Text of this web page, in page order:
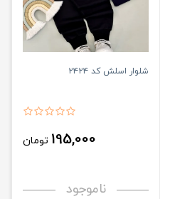
شلوار اسلش کد ۲۴۲۴
195,000 تومان
ناموجود